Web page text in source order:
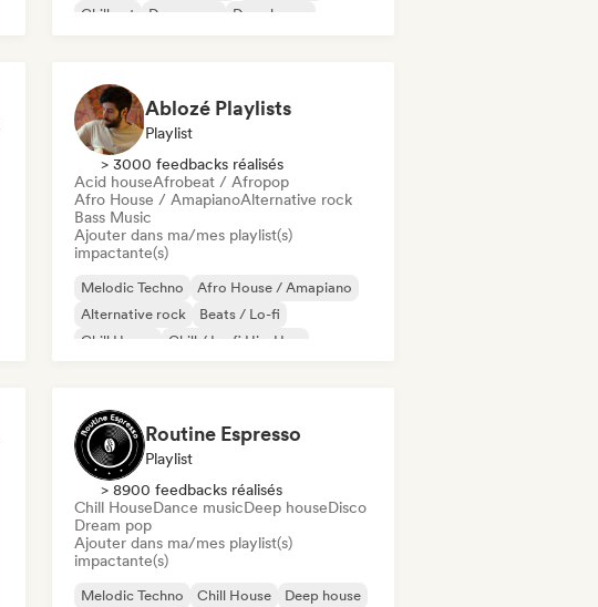
Chill out
Dance pop Deep house
Ablozé Playlists
Playlist
> 3000 feedbacks réalisés
Acid houseAfrobeat / Afropop
Afro House / AmapianoAlternative rock
Bass Music
Ajouter dans ma/mes playlist(s)
impactante(s)
Melodic Techno
Afro House / Amapiano
Alternative rock
Beats / Lo-fi
Chill House
Chill / Lo-fi Hip-Hop
Routine Espresso
Playlist
> 8900 feedbacks réalisés
Chill HouseDance musicDeep houseDisco
Dream pop
Ajouter dans ma/mes playlist(s)
impactante(s)
Melodic Techno Chill House
Deep house